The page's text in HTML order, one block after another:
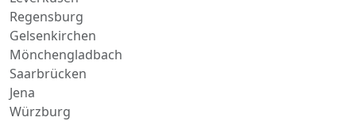
Leverkusen
Regensburg
Gelsenkirchen
Mönchengladbach
Saarbrücken
Jena